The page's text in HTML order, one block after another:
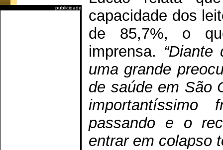
publicidade
capacidade dos
de 85,7%, o
imprensa.
uma grande
de saúde em São
passando e o
entrar em colapso